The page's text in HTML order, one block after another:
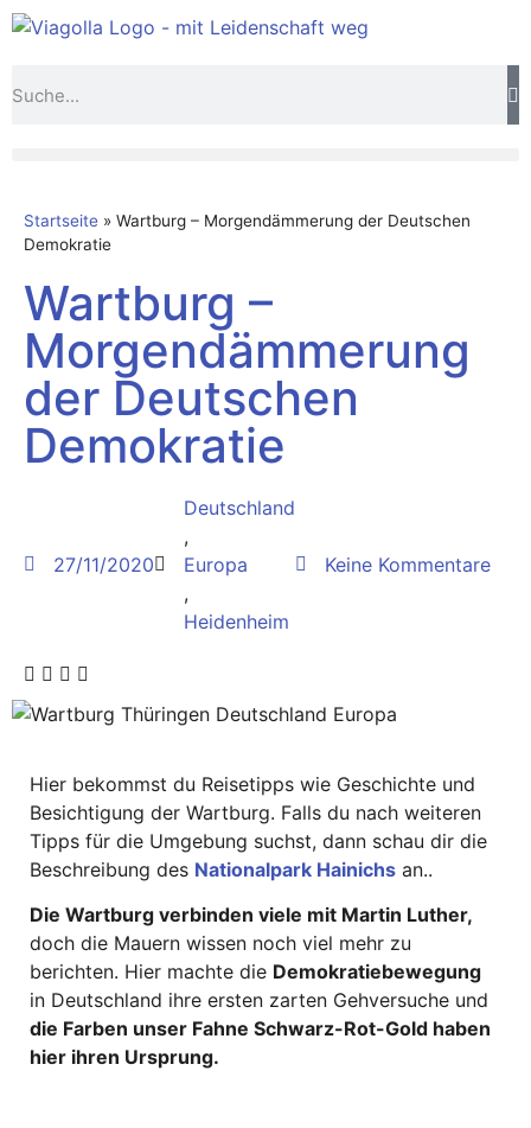
Startseite » Wartburg – Morgendämmerung der Deutschen
Demokratie
Wartburg –
Morgendämmerung
der Deutschen
Demokratie
27/11/2020
Deutschland
,
Europa
,
Heidenheim
Keine Kommentare
Hier bekommst du Reisetipps wie Geschichte und
Besichtigung der Wartburg. Falls du nach weiteren
Tipps für die Umgebung suchst, dann schau dir die
Beschreibung des Nationalpark Hainichs an..
Die Wartburg verbinden viele mit Martin Luther,
doch die Mauern wissen noch viel mehr zu
berichten. Hier machte die Demokratiebewegung
in Deutschland ihre ersten zarten Gehversuche und
die Farben unser Fahne Schwarz-Rot-Gold haben
hier ihren Ursprung.